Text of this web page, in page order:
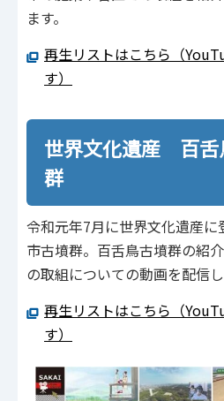
ます。
再生リストはこちら（
す）
世界文化遺産 百舌
群
令和元年7月に世界文化遺産
市古墳群。百舌鳥古墳群の紹
の取組についての動画を配信し
再生リストはこちら（
す）